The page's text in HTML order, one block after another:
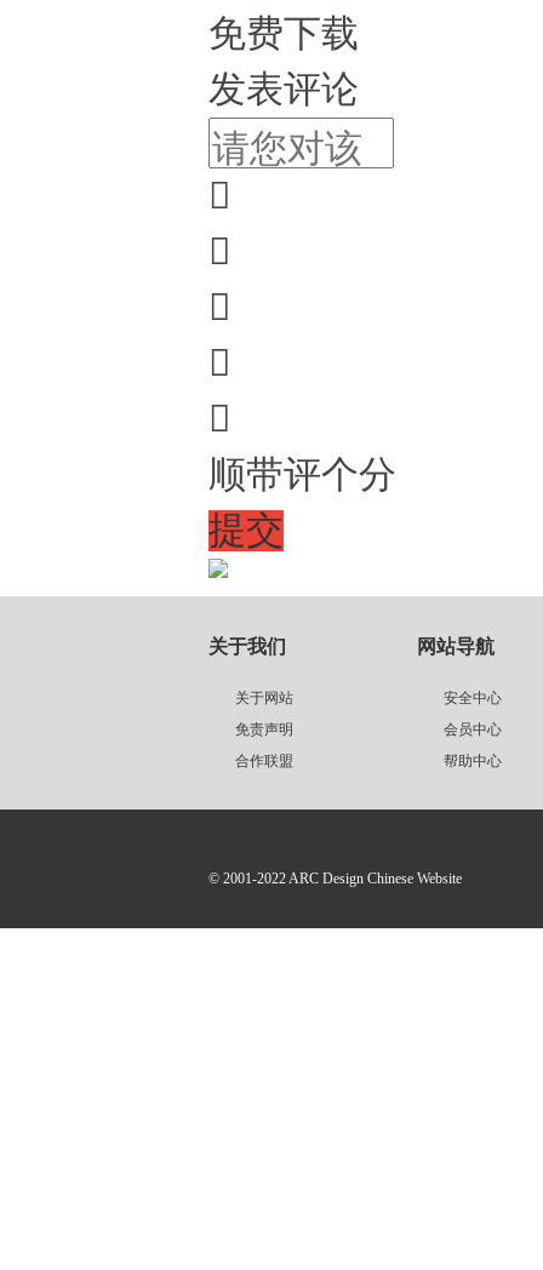
免费下载
发表评论





顺带评个分
提交
关于我们
关于网站
免责声明
合作联盟
网站导航
安全中心
会员中心
帮助中心
© 2001-2022ARC Design Chinese Website